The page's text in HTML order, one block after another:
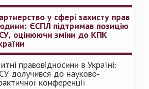
у сфері захисту прав
ЄСПЛ підтримав позицію
оцінюючи зміни до КПК
правовідносини в Україні:
долучився до науково-
конференції